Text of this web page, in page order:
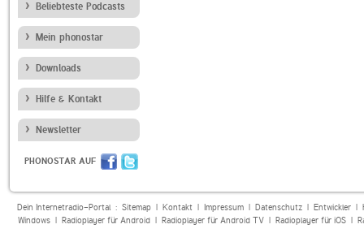
Beliebteste Podcasts
Mein phonostar
Downloads
Hilfe & Kontakt
Newsletter
PHONOSTAR AUF
Dein Internetradio-Portal : Sitemap| Kontakt| Impressum| Datenschutz| Entwickler|
Windows| Radioplayer für Android| Radioplayer für Android TV| Radioplayer für iOS|